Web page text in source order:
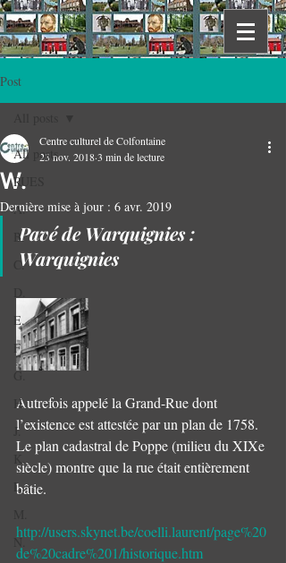
Post
All posts
RUES
A.
B.
C.
E.
F.
G.
H.
J.
K.
L.
N.
W.
Centre culturel de Colfontaine
23 nov. 20183 min de lecture
Dernière mise à jour : 6 avr. 2019
Pavé de Warquignies :
Warquignies
Autrefois appelé la Grand-Rue dont
l’existence est attestée par un plan de 1758.
Le plan cadastral de Poppe (milieu du XIXe
siècle) montre que la rue était entièrement
bâtie.
http://users.skynet.be/coelli.laurent/page%20
de%20cadre%201/historique.htm